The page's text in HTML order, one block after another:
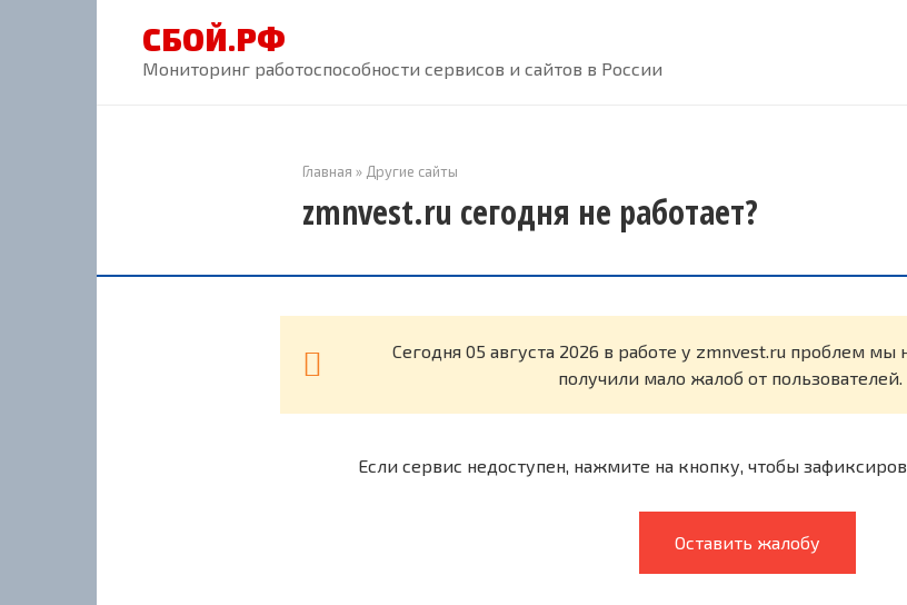
СБОЙ.РФ
Мониторинг работоспособности сервисов и сайтов в России
Главная » Другие сайты
zmnvest.ru сегодня не работает?
Cегодня 05 августа 2026 в работе у zmnvest.ru проблем
получили мало жалоб от пользователей.
Если сервис недоступен, нажмите на кнопку, чтобы
Оставить жалобу